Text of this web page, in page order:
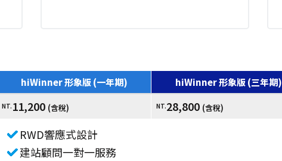
hiWinner 形象版 (一年期) hiWinner 形象版 (三年期)
NT. 11,200 (含稅) NT.28,800 (含稅)
RWD響應式設計
建站顧問一對一服務